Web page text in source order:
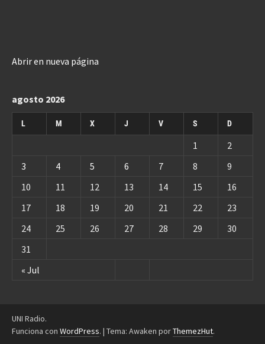
Abrir en nueva página
agosto 2026
L M X J V S D
« Jul
1
2
3
4 5 6 7 8
9
10
11 12 13 14 15
16
17
18 19 20 21 22
23
24
25 26 27 28 29
30
31
UNI Radio.
Funciona con WordPress. | Tema: Awaken porThemezHut.